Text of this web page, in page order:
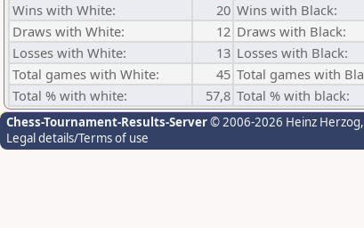
Wins with White:
20 Wins with Black:
Draws with White:
12 Draws with Black:
Losses with White:
13 Losses with Black:
Total games with White:
45 Total games with
Total % with white:
57,8 Total % with black:
Chess-Tournament-Results-Server© 2006-2026 Heinz Herzog
Legal details/Terms of use